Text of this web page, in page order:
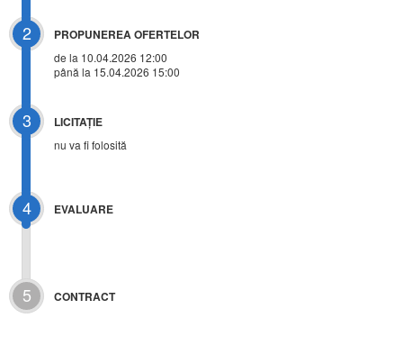
2 PROPUNEREA OFERTELOR
de la 10.04.2026 12:00
până la 15.04.2026 15:00
3 LICITAŢIE
nu va fi folosită
4 EVALUARE
5 CONTRACT